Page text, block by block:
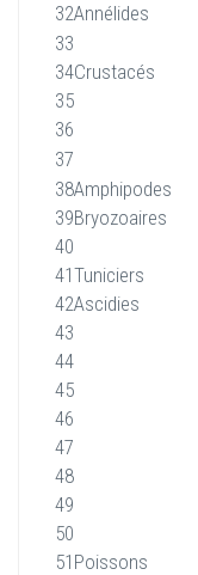
32Annélides
33
34Crustacés
35
36
37
38Amphipodes
39Bryozoaires
40
41Tuniciers
42Ascidies
43
44
45
46
47
48
49
50
51 Poissons